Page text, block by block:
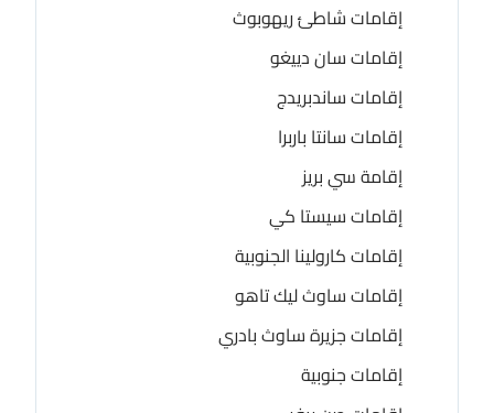
إقامات شاطئ ريهوبوث
إقامات سان دييغو
إقامات ساندبريدج
إقامات سانتا باربرا
إقامة سي بريز
إقامات سيستا كي
إقامات كارولينا الجنوبية
إقامات ساوث ليك تاهو
إقامات جزيرة ساوث بادري
إقامات جنوبية